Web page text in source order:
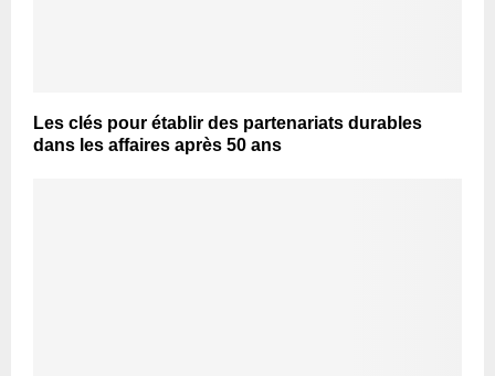
Les clés pour établir des partenariats durables
dans les affaires après 50 ans